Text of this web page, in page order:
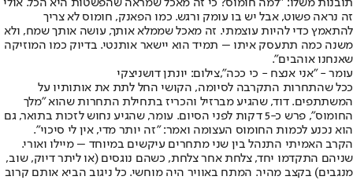
תובנות משלו: "למה חומוס? כי זה מאכל שמראה שהפשטות היא הכל. אולי
זה נראה פשוט, אבל יש בו עומק ורגש. כמו הפאנק, חומוס לא צריך
להתאמץ כדי להיות עוצמתי. זה מאכל שממלא אותך, עושה אותך שמח, ולא
משנה כמה תתעסק איתו – תמיד הוא יישאר אותנטי. בדיוק כמו המוזיקה
שאנחנו אוהבים".
עומר - "אני אנצח - כי ככה",צילום: יונתן דושניצקי
ככל שהתחרות התקרבה לסיומה, הקושי החל לתת את אותותיו על
המשתתפים. דוד, שהגיע מברזיל והכריז בתחילת התחרות שהוא "מלך
החומוס", פרש כ-5 דקות לפני הסיום. עומר, שהגיע נחוש לזכות בתואר, גם
הוא נכנע לכמות החומוס העצומה ואמר: "זה יותר מדי, אין לי סיכוי".
הקרב האמיתי התנהל בין שני מתחרים עיקשים במיוחד – מיילו ואורי.
שניהם התקדמו יחד, צלחת אחר צלחת, כשהם נוגסים (או ליתר דיוק, שוב,
מנגבים) בקצב מהיר. המתח באוויר היה מוחשי. כל ניגוב הביא אותם קרוב